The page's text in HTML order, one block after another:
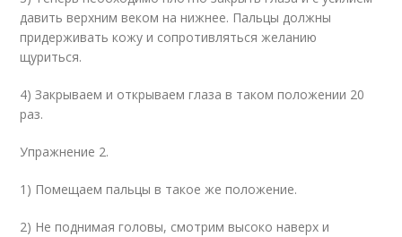
давить верхним веком на нижнее. Пальцы должны
придерживать кожу и сопротивляться желанию
щуриться.
4) Закрываем и открываем глаза в таком положении 20
раз.
Упражнение 2.
1) Помещаем пальцы в такое же положение.
2) Не поднимая головы, смотрим высоко наверх и